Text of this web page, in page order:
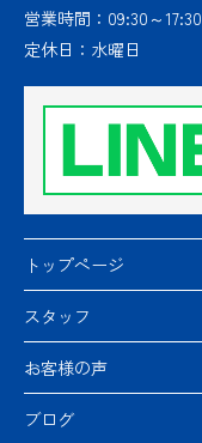
営業時間： 09:30～17:30
定休日： 水曜日
トップページ
スタッフ
お客様の声
ブログ